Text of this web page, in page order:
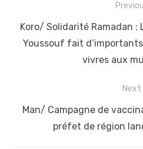
navigation
Previous
post:
Koro/ Solidarité Ramadan :
Youssouf fait
vivres aux
Next
Next
Man/ Campagne de
préfet de région